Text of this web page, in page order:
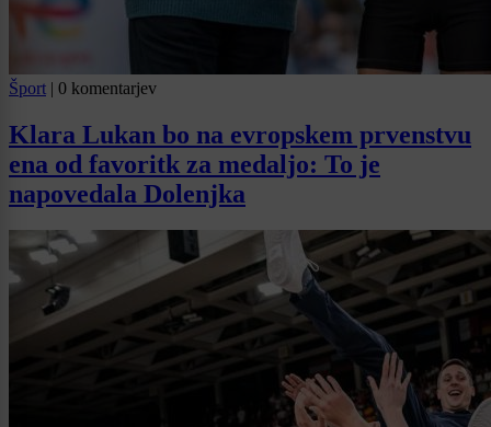
Šport | 0 komentarjev
Klara Lukan bo na evropskem prvenstvu
ena od favoritk za medaljo: To je
napovedala Dolenjka